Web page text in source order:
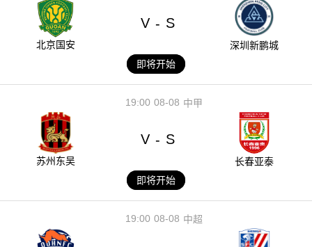
北京国安
V - S
深圳新鹏城
即将开始
08-08
19:00 中甲
苏州东吴
V - S
长春亚泰
即将开始
08-08
19:00 中超